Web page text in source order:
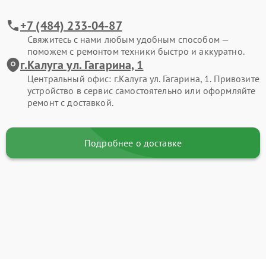
+7 (484) 233-04-87
Свяжитесь с нами любым удобным способом —
поможем с ремонтом техники быстро и аккуратно.
г.Калуга ул. Гагарина, 1
Центральный офис: г.Калуга ул. Гагарина, 1. Привозите
устройство в сервис самостоятельно или оформляйте
ремонт с доставкой.
Подробнее о доставке